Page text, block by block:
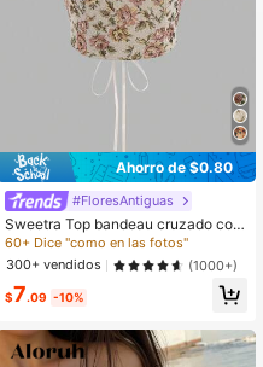
Ahorro de $0.80
#FloresAntiguas
Sweetra Top bandeau cruzado con
estampado floral y espalda descubi
erta, estilo Y2K
60+ Dice "como en las fotos"
300+ vendidos
(1000+)
$7.09 -10%